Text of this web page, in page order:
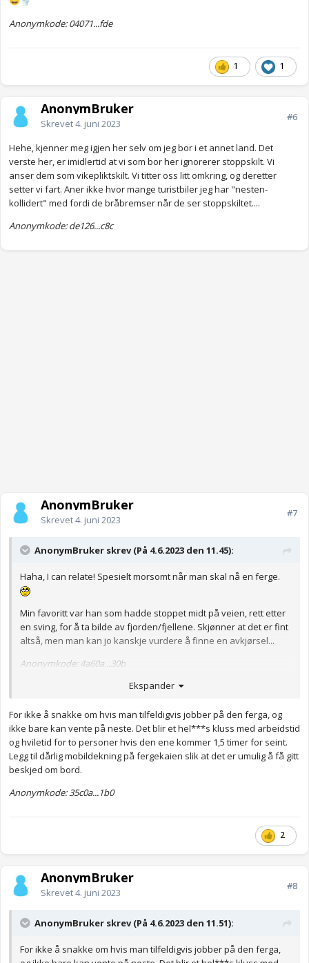
Anonymkode: 04071...fde
1 1
AnonymBruker
Skrevet4. juni 2023
#6
Hehe, kjenner meg igjen her selv om jeg bor i et annet land. Det
verste her, er imidlertid at vi som bor her ignorerer stoppskilt. Vi
anser dem som vikepliktskilt. Vi titter oss litt omkring, og deretter
setter vi fart. Aner ikke hvor mange turistbiler jeg har "nesten-
kollidert" med fordi de bråbremser når de ser stoppskiltet....
Anonymkode: de126...c8c
AnonymBruker
Skrevet4. juni 2023
#7
AnonymBruker skrev (På 4.6.2023 den 11.45):
Haha, I can relate! Spesielt morsomt når man skal nå en ferge.
Min favoritt var han som hadde stoppet midt på veien, rett etter
en sving, for å ta bilde av fjorden/fjellene. Skjønner at det er fint
altså, men man kan jo kanskje vurdere å finne en avkjørsel...
Anonymkode: 4a60a...30b
Ekspander
For ikke å snakke om hvis man tilfeldigvis jobber på den ferga, og
ikke bare kan vente på neste. Det blir et hel***s kluss med arbeidstid
og hviletid for to personer hvis den ene kommer 1,5 timer for seint.
Legg til dårlig mobildekning på fergekaien slik at det er umulig å få gitt
beskjed om bord.
Anonymkode: 35c0a...1b0
2
AnonymBruker
Skrevet4. juni 2023
#8
AnonymBruker skrev (På 4.6.2023 den 11.51):
For ikke å snakke om hvis man tilfeldigvis jobber på den ferga,